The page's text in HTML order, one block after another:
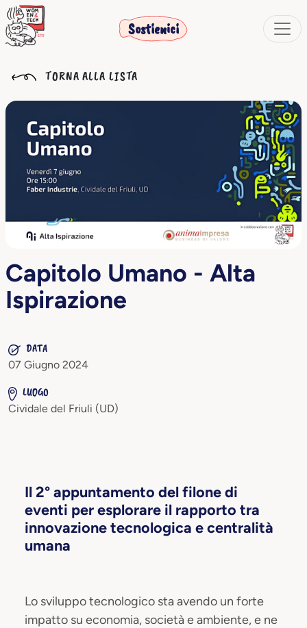
Sostienici
TORNA ALLA LISTA
Capitolo Umano - Alta
Ispirazione
DATA
07 Giugno 2024
LUOGO
Cividale del Friuli (UD)
Il 2° appuntamento del filone di
eventi per esplorare il rapporto tra
innovazione tecnologica e centralità
umana
Lo sviluppo tecnologico sta avendo un forte
impatto su economia, società e ambiente, e ne